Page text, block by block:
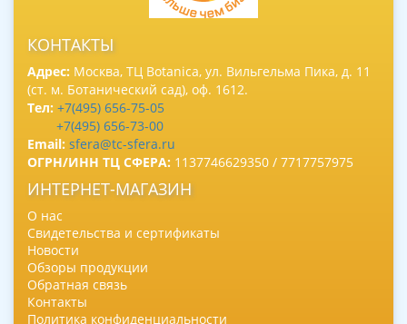
КОНТАКТЫ
Адрес: Москва, ТЦ Botanica, ул. Вильгельма Пика, д. 11
(ст. м. Ботанический сад), оф. 1612.
Тел: +7(495) 656-75-05
+7(495) 656-73-00
Email: sfera@tc-sfera.ru
ОГРН/ИНН ТЦ СФЕРА: 1137746629350 / 7717757975
ИНТЕРНЕТ-МАГАЗИН
О нас
Свидетельства и сертификаты
Новости
Обзоры продукции
Обратная связь
Контакты
Политика конфиденциальности